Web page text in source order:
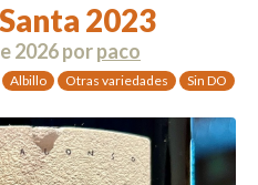
2023
2026porpaco
Albillo Otras variedades Sin DO